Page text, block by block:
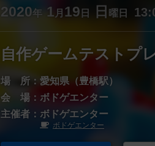
2020年 1 月 19 日 日 曜日
自作ゲームテストプ
場 所： 愛知県（豊橋駅）
会 場： ボドゲエンター
主催者： ボドゲエンター
ボドゲエンター